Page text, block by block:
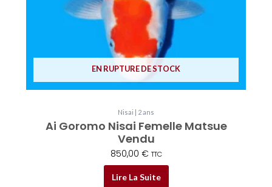
EN RUPTURE DE STOCK
Nisai | 2 ans
Ai Goromo Nisai Femelle Matsue
Vendu
850,00 € TTC
Lire La Suite